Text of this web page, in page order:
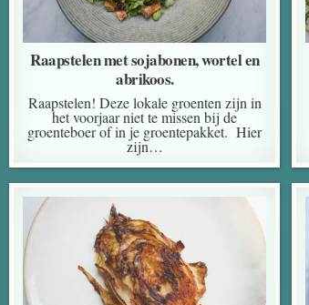
Raapstelen met sojabonen, wortel en
abrikoos.
Raapstelen! Deze lokale groenten zijn in
het voorjaar niet te missen bij de
groenteboer of in je groentepakket. Hier
zijn…